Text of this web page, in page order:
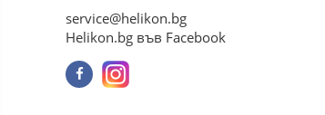
service@helikon.bg
Helikon.bg във Facebook